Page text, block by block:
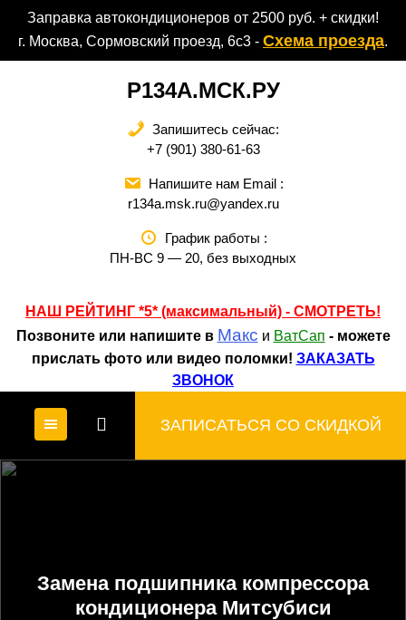
Перейти
содержимому
Заправка автокондиционеров от 2500 руб. + скидки!
г. Москва, Сормовский проезд, 6с3 - Схема проезда.
Р134А.МСК.РУ
Запишитесь сейчас:
+7 (901) 380-61-63
Напишите нам Email :
r134a.msk.ru@yandex.ru
График работы :
ПН-ВС 9 — 20, без выходных
НАШ РЕЙТИНГ *5* (максимальный) - СМОТРЕТЬ!
Позвоните или напишите в Макс и ВатСап - можете
прислать фото или видео поломки! ЗАКАЗАТЬ
ЗВОНОК
ЗАПИСАТЬСЯ СО СКИДКОЙ
Замена подшипника компрессора
кондиционера Митсубиси